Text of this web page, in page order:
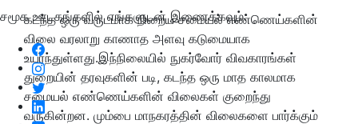
சமூக ஊடகங்களில் எங்களுடன் இணைக்கவும்:
கடந்த ஒரு வருடமாக நிறைய சமையல் எண்ணெய்களின்
விலை வரலாறு காணாத அளவு கடுமையாக
உயர்ந்துள்ளது.இந்நிலையில் நுகர்வோர் விவகாரங்கள்
துறையின் தரவுகளின் படி, கடந்த ஒரு மாத காலமாக
சமையல் எண்ணெய்களின் விலைகள் குறைந்து
வருகின்றன. மும்பை மாநகரத்தின் விலைகளை பார்க்கும்